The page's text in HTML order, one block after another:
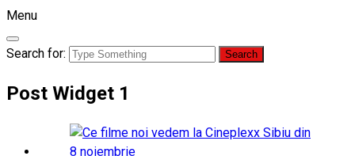
Menu
Search for:
Post Widget 1